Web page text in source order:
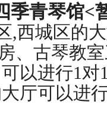
季青琴馆<
城区的大
、古琴教
以进行1对
厅可以进